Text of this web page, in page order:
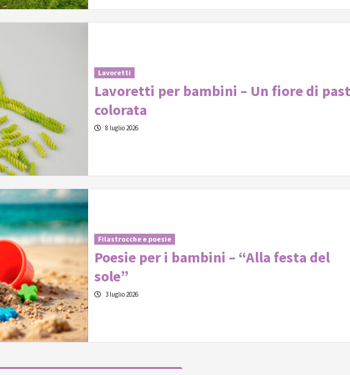
Lavoretti
Lavoretti per bambini – Un fiore di
colorata
8 luglio 2026
Filastrocche e poesie
Poesie per i bambini – “Alla festa del
sole”
3 luglio 2026